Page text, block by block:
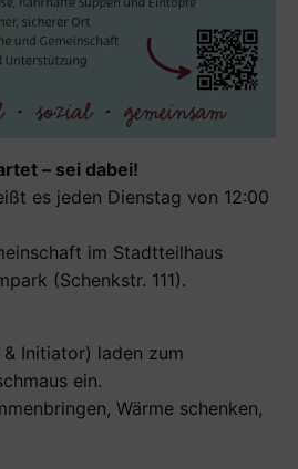
– sei dabei!
es jeden Dienstag von 12:00
im Stadtteilhaus
(Schenkstr. 111).
Initiator) laden zum
ein.
Wärme schenken,